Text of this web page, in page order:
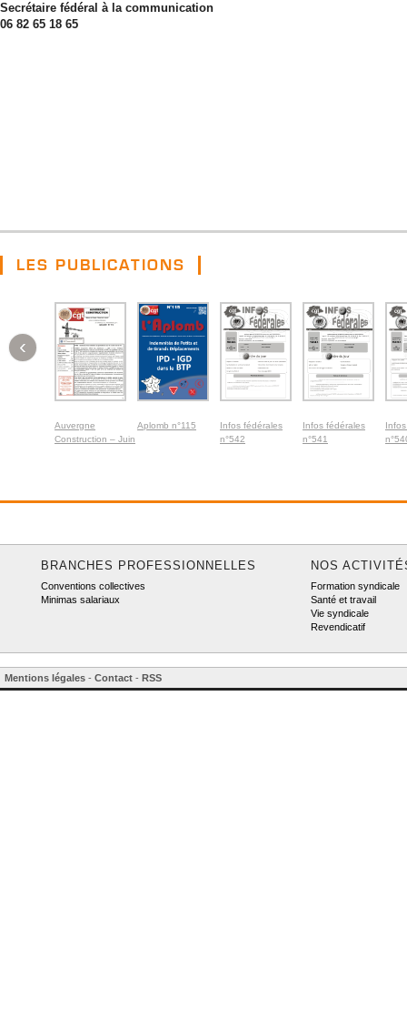
Secrétaire fédéral à la communication
06 82 65 18 65
LES PUBLICATIONS
Auvergne
Construction – Juin
Aplomb n°115
Infos fédérales
n°542
Infos fédérales
n°541
‹
BRANCHES PROFESSIONNELLES
Conventions collectives
Minimas salariaux
NOS
Formation syndicale
Santé et travail
Vie syndicale
Revendicatif
Mentions légales - Contact - RSS